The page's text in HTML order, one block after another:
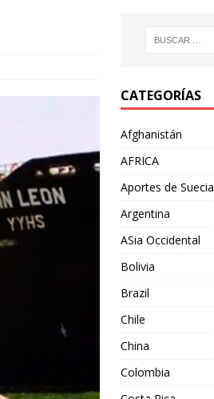
CATEGORÍAS
Afghanistán
AFRICA
Aportes de Suecia
Argentina
ASia Occidental
Bolivia
Brazil
Chile
China
Colombia